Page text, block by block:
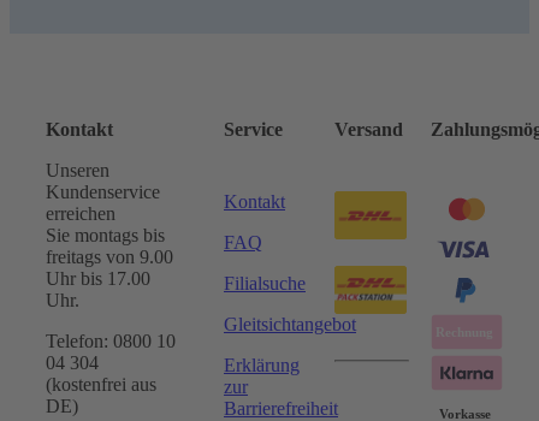
Kontakt
Unseren
Kundenservice
erreichen
Sie montags bis
freitags von 9.00
Uhr bis 17.00
Uhr.
Telefon: 0800 10
04 304
(kostenfrei aus
DE)
Service
Kontakt
FAQ
Filialsuche
Gleitsichtangebot
Erklärung
zur
Barrierefreiheit
Versand